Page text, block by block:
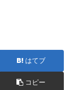
はてブ
コピー